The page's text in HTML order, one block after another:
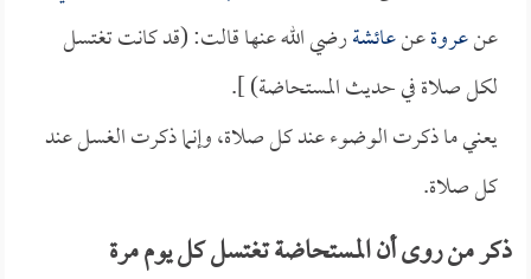
عنعروةعنعائشةرضي الله عنها قالت: (قد كانت تغتسل
لكل صلاة في حديث المستحاضة) ].
يعني ما ذكرت الوضوء عند كل صلاة، وإنما ذكرت الغسل عند
كل صلاة.
ذكر من روى أن المستحاضة تغتسل كل يوم مرة